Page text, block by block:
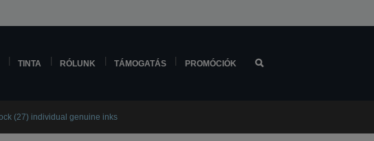
TINTA RÓLUNK TÁMOGATÁS PROMÓCIÓK
(27) individual genuine inks